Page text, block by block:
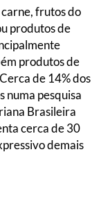
frutos do
produtos de
produtos de
de 14% dos
numa pesquisa
Brasileira
cerca de 30
demais